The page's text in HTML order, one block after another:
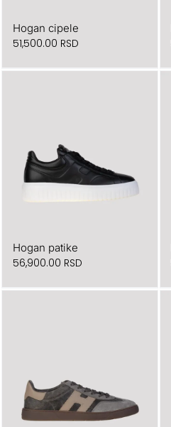
Hogan cipele
51,500.00 RSD
Hogan patike
56,900.00 RSD